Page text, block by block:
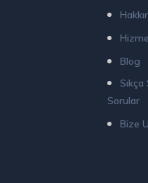
Blog
Sorular
Bize